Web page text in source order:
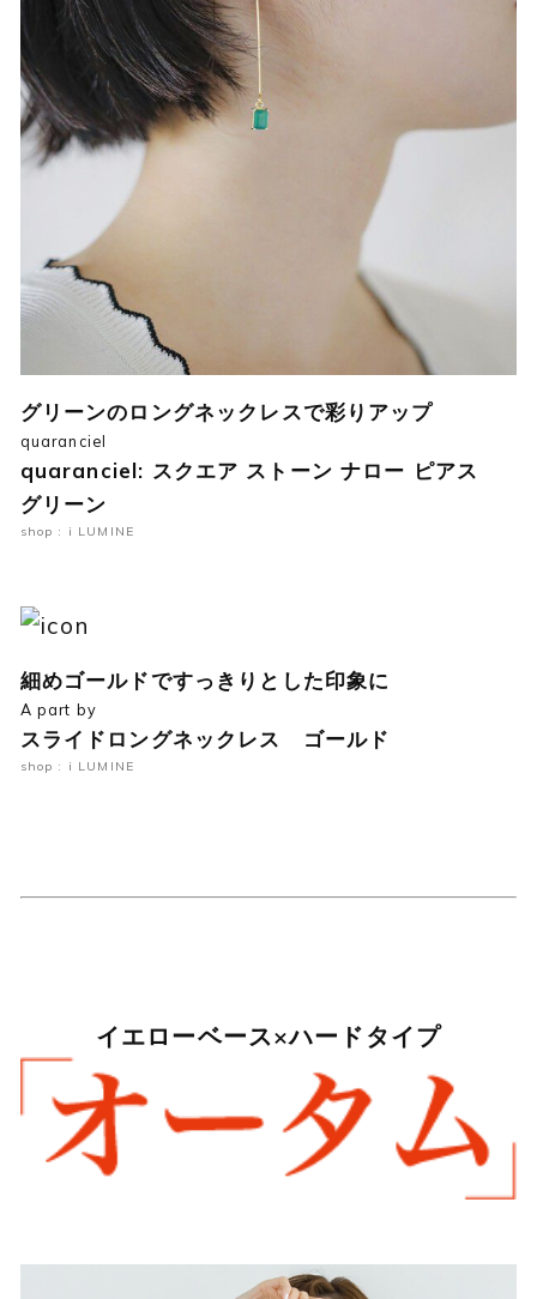
グリーンのロングネックレスで彩りアップ
quaranciel
quaranciel: スクエア ストーン ナロー ピアス
グリーン
shop : i LUMINE
細めゴールドですっきりとした印象に
A part by
スライドロングネックレス ゴールド
shop : i LUMINE
イエローベース×ハードタイプ